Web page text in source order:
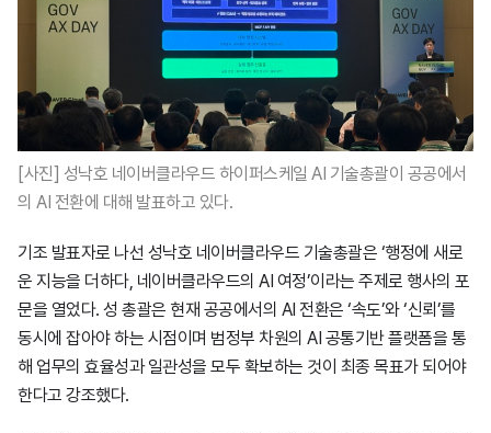
[사진] 성낙호 네이버클라우드 하이퍼스케일 AI 기술총괄이 공공에서
의 AI 전환에 대해 발표하고 있다.
기조 발표자로 나선 성낙호 네이버클라우드 기술총괄은 ‘행정에 새로
운 지능을 더하다, 네이버클라우드의 AI 여정’이라는 주제로 행사의 포
문을 열었다. 성 총괄은 현재 공공에서의 AI 전환은 ‘속도’와 ‘신뢰’를
동시에 잡아야 하는 시점이며 범정부 차원의 AI 공통기반 플랫폼을 통
해 업무의 효율성과 일관성을 모두 확보하는 것이 최종 목표가 되어야
한다고 강조했다.